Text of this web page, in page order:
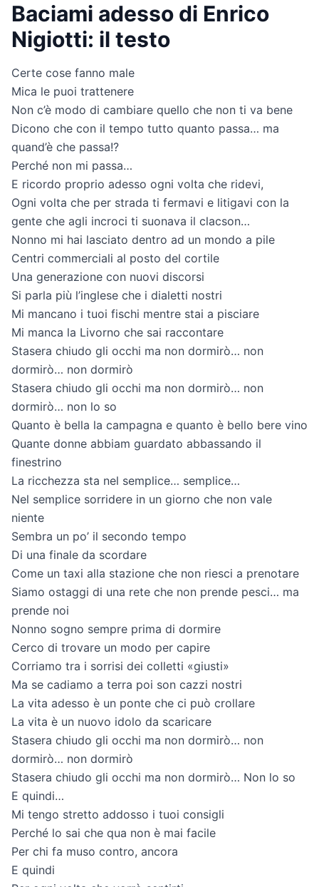
Baciami adesso di Enrico
Nigiotti: il testo
Certe cose fanno male
Mica le puoi trattenere
Non c’è modo di cambiare quello che non ti va bene
Dicono che con il tempo tutto quanto passa… ma
quand’è che passa!?
Perché non mi passa…
E ricordo proprio adesso ogni volta che ridevi,
Ogni volta che per strada ti fermavi e litigavi con la
gente che agli incroci ti suonava il clacson…
Nonno mi hai lasciato dentro ad un mondo a pile
Centri commerciali al posto del cortile
Una generazione con nuovi discorsi
Si parla più l’inglese che i dialetti nostri
Mi mancano i tuoi fischi mentre stai a pisciare
Mi manca la Livorno che sai raccontare
Stasera chiudo gli occhi ma non dormirò… non
dormirò… non dormirò
Stasera chiudo gli occhi ma non dormirò… non
dormirò… non lo so
Quanto è bella la campagna e quanto è bello bere vino
Quante donne abbiam guardato abbassando il
finestrino
La ricchezza sta nel semplice… semplice…
Nel semplice sorridere in un giorno che non vale
niente
Sembra un po’ il secondo tempo
Di una finale da scordare
Come un taxi alla stazione che non riesci a prenotare
Siamo ostaggi di una rete che non prende pesci… ma
prende noi
Nonno sogno sempre prima di dormire
Cerco di trovare un modo per capire
Corriamo tra i sorrisi dei colletti «giusti»
Ma se cadiamo a terra poi son cazzi nostri
La vita adesso è un ponte che ci può crollare
La vita è un nuovo idolo da scaricare
Stasera chiudo gli occhi ma non dormirò… non
dormirò… non dormirò
Stasera chiudo gli occhi ma non dormirò… Non lo so
E quindi…
Mi tengo stretto addosso i tuoi consigli
Perché lo sai che qua non è mai facile
Per chi fa muso contro, ancora
E quindi